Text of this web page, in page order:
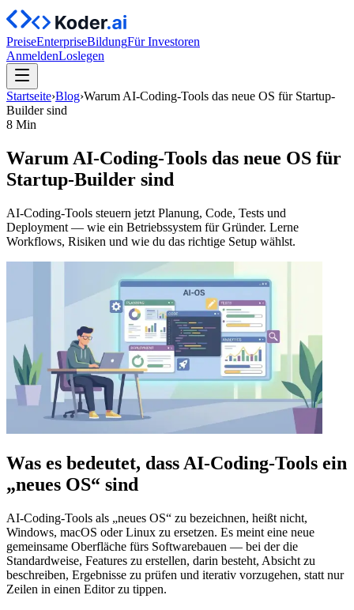
PreiseEnterpriseBildungFür Investoren
AnmeldenLoslegen
Startseite›Blog›Warum AI-Coding-Tools das neue OS für Startup-
Builder sind
8 Min
Warum AI-Coding-Tools das neue OS für
Startup-Builder sind
AI-Coding-Tools steuern jetzt Planung, Code, Tests und
Deployment — wie ein Betriebssystem für Gründer. Lerne
Workflows, Risiken und wie du das richtige Setup wählst.
Was es bedeutet, dass AI-Coding-Tools ein
„neues OS“ sind
AI-Coding-Tools als „neues OS“ zu bezeichnen, heißt nicht,
Windows, macOS oder Linux zu ersetzen. Es meint eine neue
gemeinsame Oberfläche fürs Softwarebauen — bei der die
Standardweise, Features zu erstellen, darin besteht, Absicht zu
beschreiben, Ergebnisse zu prüfen und iterativ vorzugehen, statt nur
Zeilen in einen Editor zu tippen.